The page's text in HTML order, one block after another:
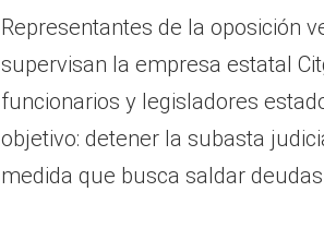
Representantes de la oposición
supervisan la empresa estatal
funcionarios y legisladores
objetivo: detener la subasta
medida que busca saldar